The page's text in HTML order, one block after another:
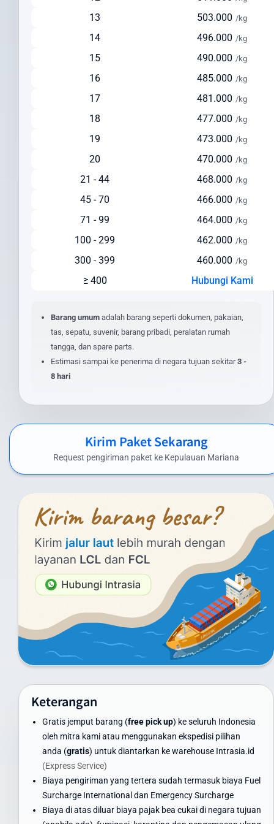
Solusi seimbang antara kecepatan dan biaya
Tersedia layanan pickup dari alamat pengirim
Pengiriman via Laut
Estimasi waktu pengiriman: 30-45 hari
Pilihan ekonomis untuk pengiriman dalam jumlah besar
Solusi hemat untuk pengiriman yang tidak terlalu mendesak
Cek Ongkir ke Kepulauan Mariana Dengan
Sebelum mengirim paket, lakukan cek ongkir ke Kepulauan Mariana
untuk mempersiapkan anggaran pengiriman Anda. Intrasia.id
menyediakan kalkulator tarif yang akurat dan transparan pada
Lokasi pengiriman dan penerimaan
Nilai barang dan asuransi (opsional)
Layanan tambahan yang dipilih
Untuk mendapatkan estimasi biaya yang akurat, masukkan detail
pengiriman Anda pada kalkulator biaya di website kami. Anda juga
dapat menghubungi tim layanan pelanggan kami untuk
dengan spesifikasi khusus.
Biaya Kirim Paket ke Kepulauan Mariana
yang Kompetitif
yang kompetitif tanpa mengorbankan kualitas layanan. Berikut
perkiraan tarif pengiriman paket dari Indonesia ke Kepulauan
Mariana menggunakan layanan kami:
Layanan Udara (Express):
Di atas 100 kg: mulai dari Rp 460.000/kg
Untuk melihat harga secara lengkap anda dapat melihat tabel
daftar harga yang menampilkan tarif pengiriman dari 1 sampai
20 kg
Layanan Laut (untuk pengiriman besar):
khusus
Container FCL/LCL: tersedia penawaran khusus sesuai volume
Harga di atas adalah estimasi dan dapat berubah. Untuk
mendapatkan penawaran terbaik, gunakan kalkulator ongkir di
website kami atau hubungi tim layanan pelanggan Intrasia.id.
Kami menawarkan skema volume discount - semakin besar volume
pengiriman, semakin ekonomis biaya per kilogramnya. Ini
menjadikan Intrasia.id pilihan tepat untuk cara kirim paket murah
13 503.000 /kg
14 496.000 /kg
15 490.000 /kg
16 485.000 /kg
17 481.000 /kg
18 477.000 /kg
19 473.000 /kg
20 470.000 /kg
21 - 44 468.000 /kg
45 - 70 466.000 /kg
71 - 99 464.000 /kg
100 - 299 462.000 /kg
300 - 399 460.000 /kg
≥ 400 Hubungi Kami
Barang umum adalah barang seperti dokumen, pakaian,
tas, sepatu, suvenir, barang pribadi, peralatan rumah
tangga, dan spare parts.
Estimasi sampai ke penerima di negara tujuan sekitar3 -
8 hari
Kirim Paket Sekarang
Request pengiriman paket ke Kepulauan Mariana
Keterangan
Gratis jemput barang (free pick up) ke seluruh Indonesia
oleh mitra kami atau menggunakan ekspedisi pilihan
anda (gratis) untuk diantarkan ke warehouse Intrasia.id
(Express Service)
Biaya pengiriman yang tertera sudah termasuk biaya Fuel
Surcharge International dan Emergency Surcharge
Biaya di atas diluar biaya pajak bea cukai di negara tujuan